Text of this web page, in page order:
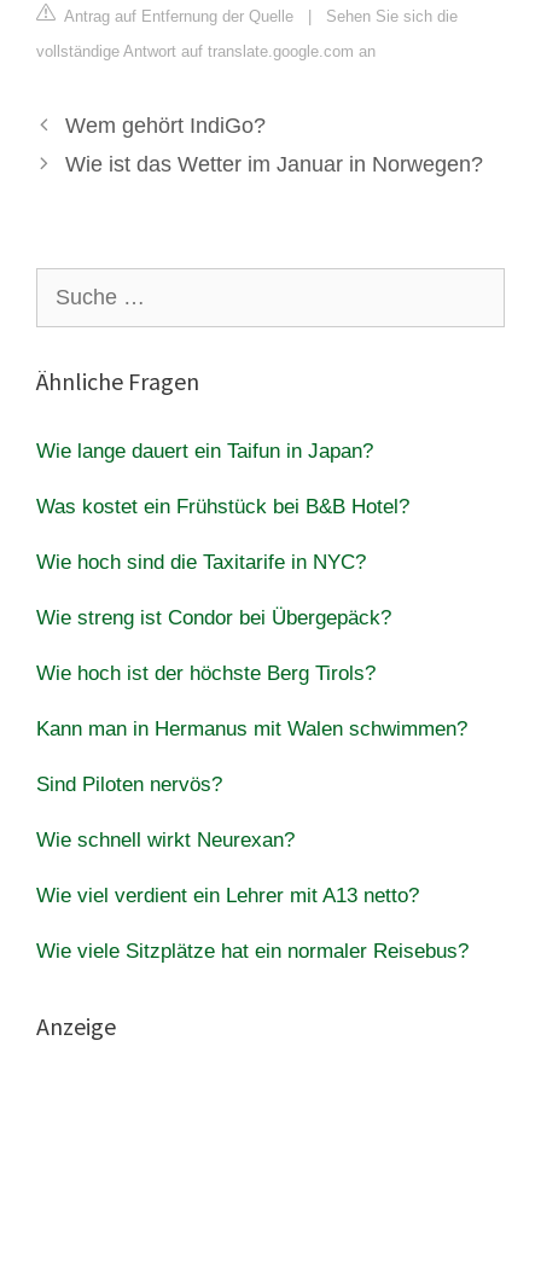
Antrag auf Entfernung der Quelle | Sehen Sie sich die
vollständige Antwort auf translate.google.com an
Wem gehört IndiGo?
Wie ist das Wetter im Januar in Norwegen?
nach:
Ähnliche Fragen
Wie lange dauert ein Taifun in Japan?
Was kostet ein Frühstück bei B&B Hotel?
Wie hoch sind die Taxitarife in NYC?
Wie streng ist Condor bei Übergepäck?
Wie hoch ist der höchste Berg Tirols?
Kann man in Hermanus mit Walen schwimmen?
Sind Piloten nervös?
Wie schnell wirkt Neurexan?
Wie viel verdient ein Lehrer mit A13 netto?
Wie viele Sitzplätze hat ein normaler Reisebus?
Anzeige